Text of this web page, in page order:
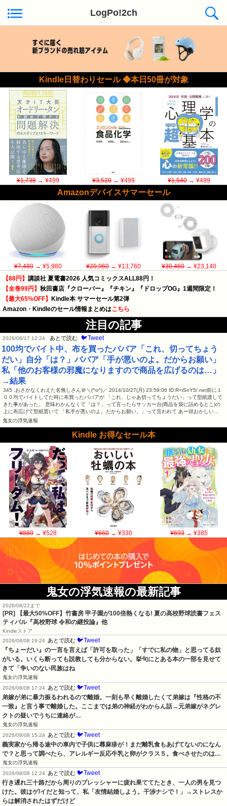
LogPo!2ch
Kindle日替わりセール ◆本日50冊が対象
¥1,738→ ¥499 ¥3,520→ ¥499 ¥1,540→ ¥499
Amazonデバイスサマーセール
¥7,480→ ¥5,980 ¥20,960→ ¥13,760 ¥30,460→ ¥23,140
【88円】 講談社 夏電書2026 人気コミックスALL88円！
【全巻99円】 秋田書店『クローバー』『チキン』『ドロップOG』1週間限定！
【最大65%OFF】
Kindle本 サマーセール第2弾
Amazon・Kindleのセール情報まとめはこちら
注目の記事
2026/06/17 12:24 あとで読む 🐦Tweet
100均でバイト中、布を買ったババア「これ、切ってちょう
だい」自分「は？」ババア「手が悪いのよ。だからお願い」
私「他のお客様の邪魔になりますので商品を広げるのは…」
→結果
345 :おさかなくわえた名無しさん＠＼(^o^)／ 2014/10/27(月) 23:59:06 ID:R+iSnY5/.net前に１
００均でバイトしてた時に布買ったババアが 「これ、じゃあ切ってちょうだい」って型紙渡して
きた事があった。 意味わかんなくて「は？」って言ったらサッカー台(商品を袋に詰めるとこ)の
上に布広げて型紙置いて 「私手が悪いのよ。だからお願い。」って言われて あー頭おかしい…
鬼女の浮気速報
Kindle お得なセール本
¥880→ ¥528 ¥660→ ¥330 ¥693→ ¥385
鬼女の浮気速報の最新記事
2026/08/22まで
[PR] 【最大50%OFF】竹書房 甲子園が100倍熱くなる! 夏の高校野球読書フェス
ティバル『高校野球 令和の継投論』他
Kindleストア
2026/08/08 19:24 あとで読む 🐦Tweet
『ちょーだい』の一言を言えば「許可を取った」「すでに私の物」と思ってる奴
がいる。いくら断っても説教しても分からない。挙句にとある本の一部を見せて
きて「争いのない民族はね
鬼女の浮気速報
2026/08/08 17:24 あとで読む 🐦Tweet
弟嫁が弟に暴力振るわれるので離婚。一刻も早く離婚したくて弟嫁は『性格の不
一致』と言う事で離婚した。ここまでは弟の神経がわからん話→元弟嫁がネグレ
クトの疑いでうちに連絡が…
鬼女の浮気速報
2026/08/08 15:24 あとで読む 🐦Tweet
義実家から帰る途中の車内で子供に蕁麻疹が！まだ離乳食もあげてないのになん
で？と思って調べたら、アレルギー反応牛乳と卵がクラス５。食べさせたのは…
鬼女の浮気速報
2026/08/08 12:24 あとで読む 🐦Tweet
行き遅れ三十路だから周りのプレッシャーに疲れ果ててたとき、一人の男を見つ
けた。彼はゲ/イだと知って、私「友情結婚しよう。干渉ナシで！」→ストレスか
らは解消されたはずだけど